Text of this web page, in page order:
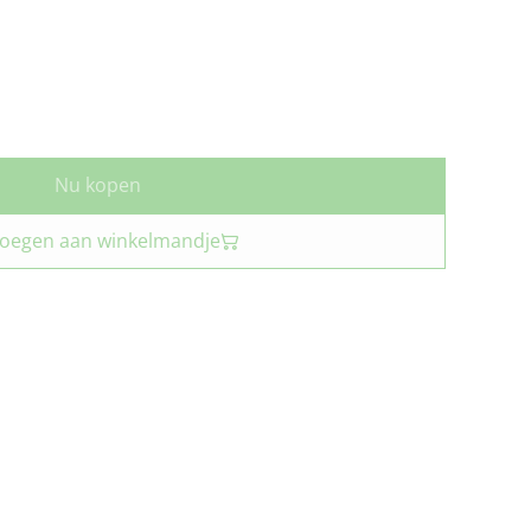
Nu kopen
aan winkelmandje